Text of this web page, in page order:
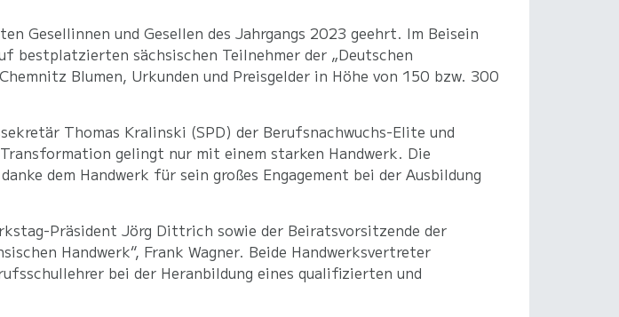
Gesellinnen und Gesellen des Jahrgangs 2023 geehrt. Im Beisein
bestplatzierten sächsischen Teilnehmer der „Deutschen
Blumen, Urkunden und Preisgelder in Höhe von 150 bzw. 300
Thomas Kralinski (SPD) der Berufsnachwuchs-Elite und
gelingt nur mit einem starken Handwerk. Die
dem Handwerk für sein großes Engagement bei der Ausbildung
Präsident Jörg Dittrich sowie der Beiratsvorsitzende der
Handwerk“, Frank Wagner. Beide Handwerksvertreter
bei der Heranbildung eines qualifizierten und